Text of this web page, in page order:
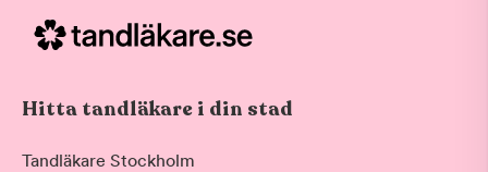
Hitta tandläkare i din stad
Tandläkare Stockholm